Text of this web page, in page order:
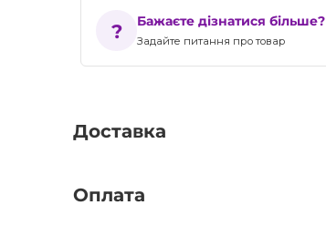
Бажаєте дізнатися більше?
Задайте питання про товар
Доставка
Оплата